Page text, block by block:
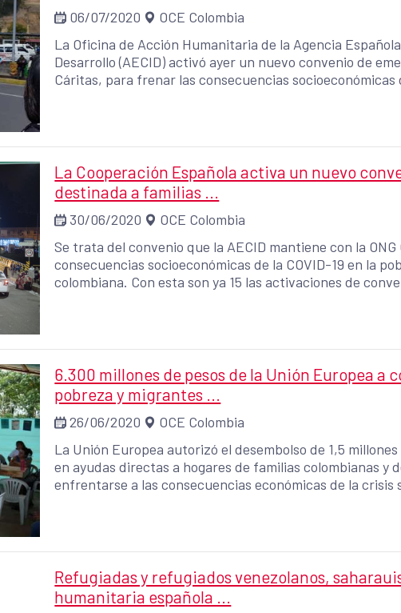
06/07/2020
OCE Colombia
La Oficina de Acción Humanitaria de la Agencia
Desarrollo (AECID) activó ayer un nuevo convenio de
Cáritas, para frenar las consecuencias socioeconómicas
La Cooperación Española activa un nuevo
destinada a familias ...
30/06/2020
OCE Colombia
Se trata del convenio que la AECID mantiene con la
consecuencias socioeconómicas de la COVID-19 en la
colombiana. Con esta son ya 15 las activaciones de
6.300 millones de pesos de la Unión Europea a
pobreza y migrantes ...
26/06/2020
OCE Colombia
La Unión Europea autorizó el desembolso de 1,5
en ayudas directas a hogares de familias colombianas y
enfrentarse a las consecuencias económicas de la crisis
Refugiadas y refugiados venezolanos,
humanitaria española ...